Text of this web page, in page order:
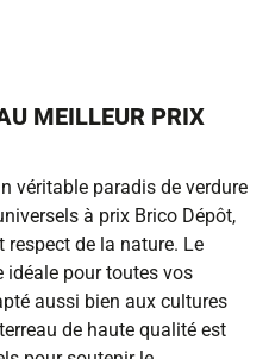
MEILLEUR PRIX
véritable paradis de verdure
à prix Brico Dépôt,
de la nature. Le
idéale pour toutes vos
aussi bien aux cultures
de haute qualité est